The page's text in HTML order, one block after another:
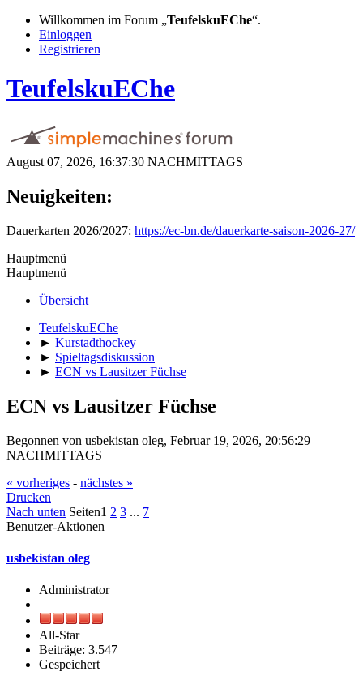
Willkommen im Forum „TeufelskuEChe“.
Einloggen
Registrieren
TeufelskuEChe
August 07, 2026, 16:37:30 NACHMITTAGS
Neuigkeiten:
Dauerkarten 2026/2027: https://ec-bn.de/dauerkarte-saison-2026-27/
Hauptmenü
Hauptmenü
Übersicht
TeufelskuEChe
► Kurstadthockey
► Spieltagsdiskussion
► ECN vs Lausitzer Füchse
ECN vs Lausitzer Füchse
Begonnen von usbekistan oleg, Februar 19, 2026, 20:56:29
NACHMITTAGS
« vorheriges - nächstes »
Drucken
Nach unten Seiten1 2 3 ... 7
Benutzer-Aktionen
usbekistan oleg
Administrator
All-Star
Beiträge: 3.547
Gespeichert